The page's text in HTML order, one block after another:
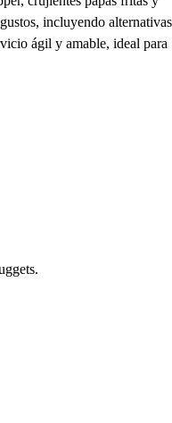
incluyendo alternativas
ágil y amable, ideal para